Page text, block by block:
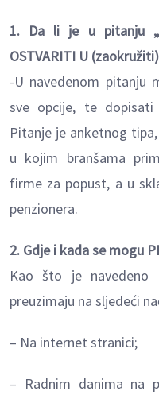
1. Da li je u pitanju
OSTVARITI U
-U navedenom pitanju
sve opcije, te
Pitanje je anketnog
u kojim branšama
firme za popust, a u
penzionera.
2. Gdje i kada se mogu
Kao što je navedeno
preuzimaju na sljedeći
– Na internet stranici;
– Radnim danima na